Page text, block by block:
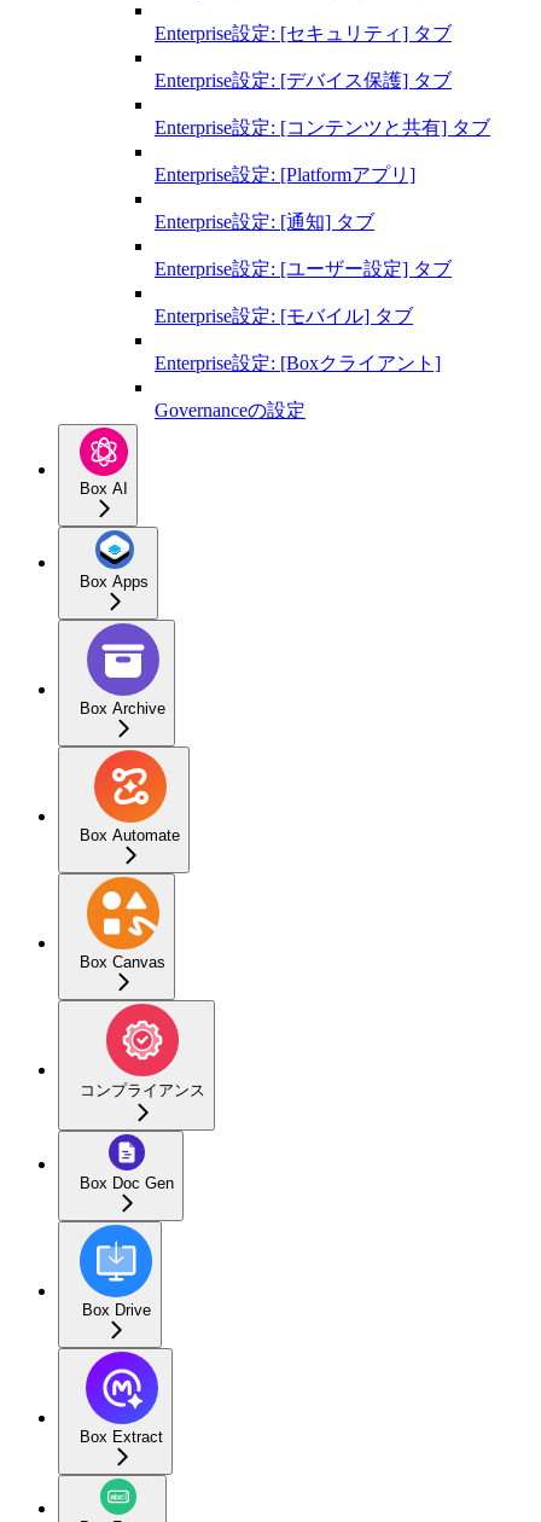
Enterprise設定: [セキュリティ] タブ
Enterprise設定: [デバイス保護] タブ
Enterprise設定: [コンテンツと共有] タブ
Enterprise設定: [Platformアプリ]
Enterprise設定: [通知] タブ
Enterprise設定: [ユーザー設定] タブ
Enterprise設定: [モバイル] タブ
Enterprise設定: [Boxクライアント]
Governanceの設定
Box AI
Box Apps
Box Archive
Box Automate
Box Canvas
コンプライアンス
Box Doc Gen
Box Drive
Box Extract